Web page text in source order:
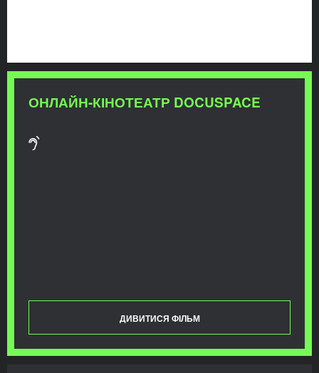
ОНЛАЙН-КІНОТЕАТР DOCUSPACE
ДИВИТИСЯ ФІЛЬМ